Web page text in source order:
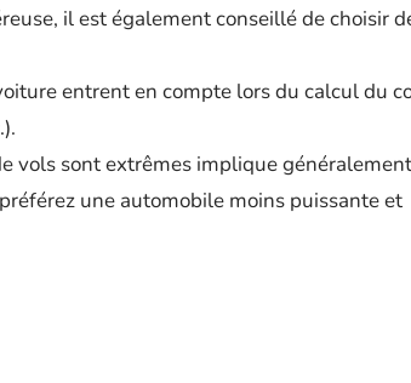
il est également conseillé de choisir
entrent en compte lors du calcul du
vols sont extrêmes implique
une automobile moins puissante et